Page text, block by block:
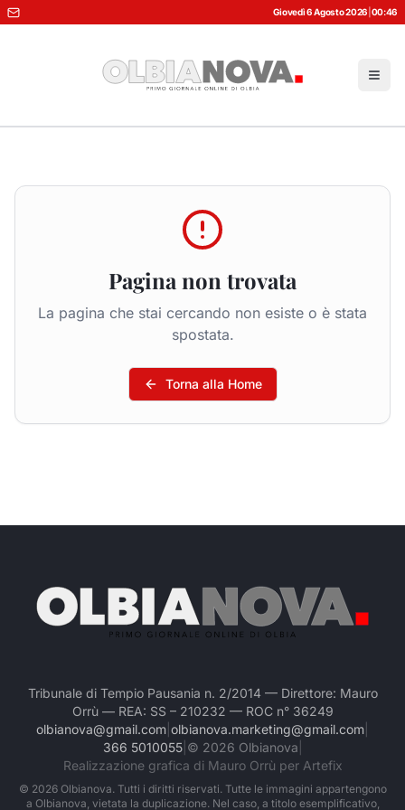
Giovedì 6 Agosto 2026 00:46
Pagina non trovata
La pagina che stai cercando non esiste o è stata
spostata.
Torna alla Home
Tribunale di Tempio Pausania n. 2/2014 — Direttore: Mauro
Orrù — REA: SS – 210232 — ROC n° 36249
olbianova@gmail.com olbianova.marketing@gmail.com
366 5010055| © 2026 Olbianova
Realizzazione grafica di Mauro Orrù per Artefix
© 2026Olbianova. Tutti i diritti riservati. Tutte le immagini appartengono
a Olbianova, vietata la duplicazione. Nel caso, a titolo esemplificativo,